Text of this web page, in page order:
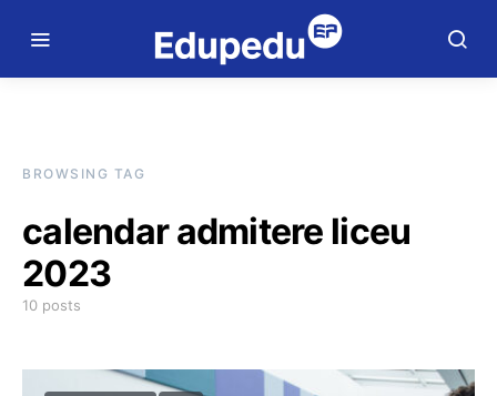
BROWSING TAG
calendar admitere liceu
2023
10 posts